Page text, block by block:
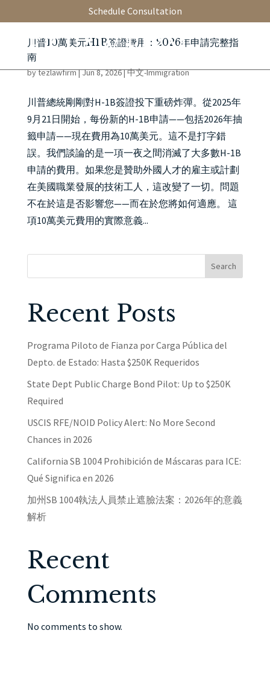
Schedule Consultation
川普10萬美元H1B簽證費用：2026年申請完整指
南
bytezlawfirm|Jun 8, 2026|中文-Immigration
川普總統剛剛對H-1B簽證投下重磅炸彈。從2025年
9月21日開始，每份新的H-1B申請——包括2026年抽
籤申請——現在費用為10萬美元。這不是打字錯
誤。我們談論的是一項一夜之間消滅了大多數H-1B
申請的費用。如果您是贊助外國人才的雇主或計劃
在美國職業發展的技術工人，這改變了一切。問題
不在於這是否影響您——而在於您將如何適應。 這
項10萬美元費用的實際意義...
Search
Recent Posts
Programa Piloto de Fianza por Carga Pública del
Depto. de Estado: Hasta $250K Requeridos
State Dept Public Charge Bond Pilot: Up to $250K
Required
USCIS RFE/NOID Policy Alert: No More Second
Chances in 2026
California SB 1004 Prohibición de Máscaras para ICE:
Qué Significa en 2026
加州SB 1004執法人員禁止遮臉法案：2026年的意義
解析
Recent
Comments
No comments to show.